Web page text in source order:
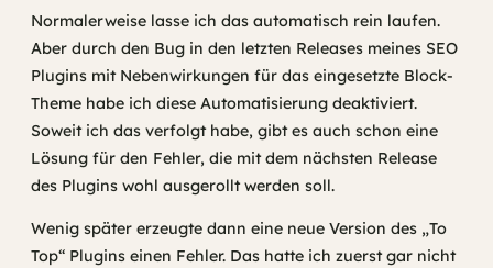
Normalerweise lasse ich das automatisch rein laufen.
Aber durch den Bug in den letzten Releases meines SEO
Plugins mit Nebenwirkungen für das eingesetzte Block-
Theme habe ich diese Automatisierung deaktiviert.
Soweit ich das verfolgt habe, gibt es auch schon eine
Lösung für den Fehler, die mit dem nächsten Release
des Plugins wohl ausgerollt werden soll.
Wenig später erzeugte dann eine neue Version des „To
Top“ Plugins einen Fehler. Das hatte ich zuerst gar nicht